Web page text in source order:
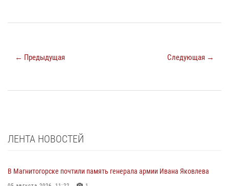
← Предыдущая Следующая →
ЛЕНТА НОВОСТЕЙ
В Магнитогорске почтили память генерала армии Ивана Яковлева